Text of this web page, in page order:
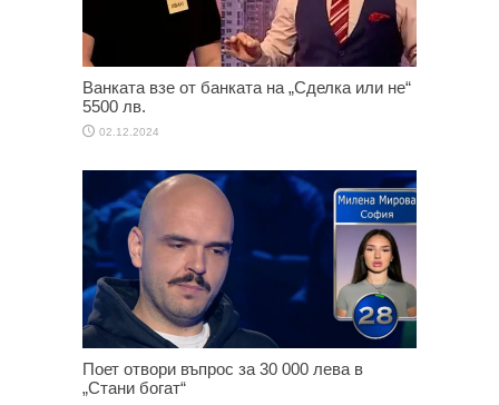
Ванката взе от банката на „Сделка или не“
5500 лв.
02.12.2024
Поет отвори въпрос за 30 000 лева в
„Стани богат“